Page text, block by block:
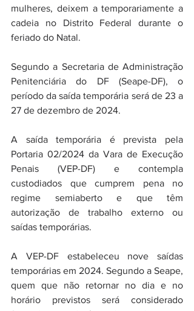
mulheres, deixem a temporariamente a
cadeia no Distrito Federal durante o
feriado do Natal.
Segundo a Secretaria de Administração
Penitenciária do DF (Seape-DF), o
período da saída temporária será de 23 a
27 de dezembro de 2024.
A saída temporária é prevista pela
Portaria 02/2024 da Vara de Execução
Penais (VEP-DF) e contempla
custodiados que cumprem pena no
regime semiaberto e que têm
autorização de trabalho externo ou
saídas temporárias.
A VEP-DF estabeleceu nove saídas
temporárias em 2024. Segundo a Seape,
quem que não retornar no dia e no
horário previstos será considerado